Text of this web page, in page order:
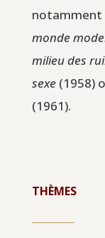
notamment
monde
milieu des
sexe(1958)
(1961).
THÈMES